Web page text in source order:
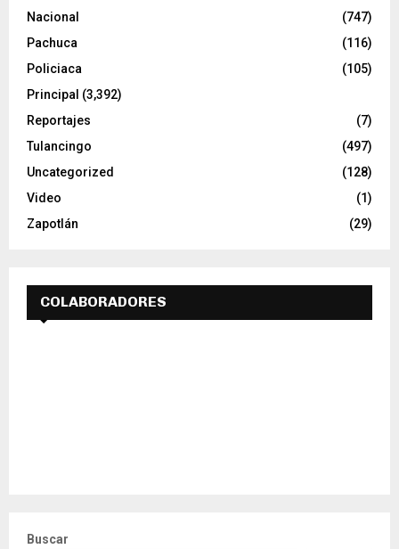
Nacional
(747)
Pachuca
(116)
Policiaca
(105)
Principal (3,392)
Reportajes
(7)
Tulancingo
(497)
Uncategorized
(128)
Video
(1)
Zapotlán
(29)
COLABORADORES
Buscar